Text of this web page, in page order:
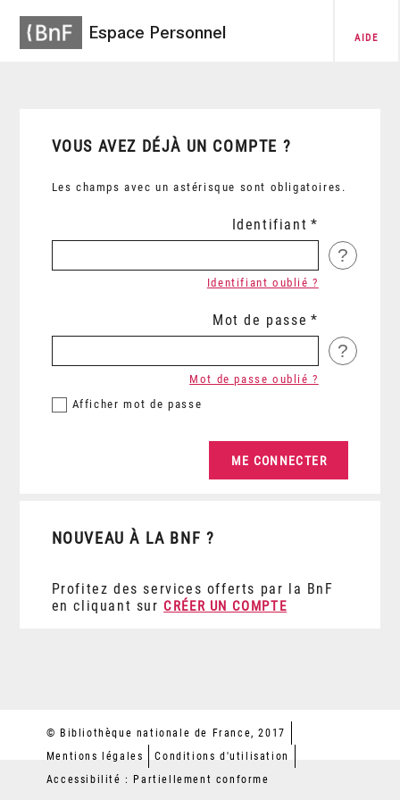
Espace Personnel AIDE
VOUS AVEZ DÉJÀ UN COMPTE ?
Les champs avec un astérisque sont obligatoires.
Identifiant
?
Identifiant oublié ?
Mot de passe
?
Afficher mot de passe
Mot de passe oublié ?
NOUVEAU À LA BNF ?
Profitez des services offerts par la BnF
en cliquant sur CRÉER UN COMPTE
© Bibliothèque nationale de France, 2017
Mentions légales
Conditions d'utilisation
Accessibilité : Partiellement conforme